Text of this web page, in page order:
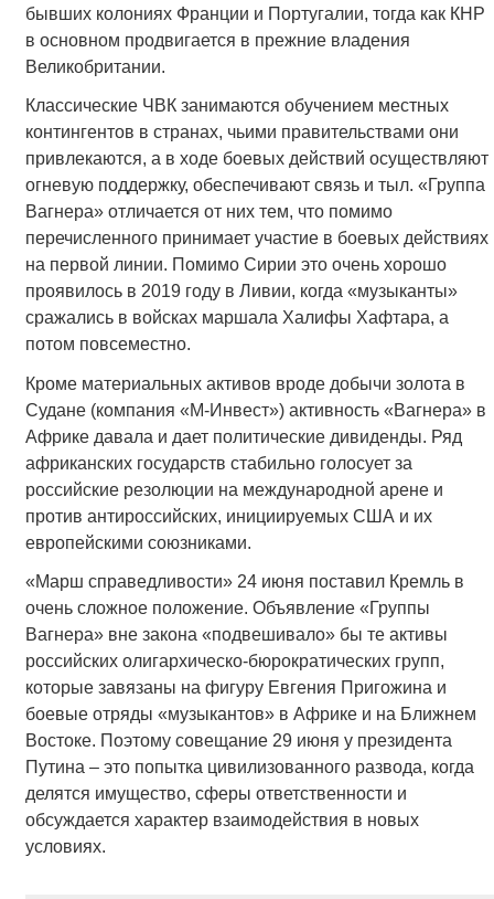
бывших колониях Франции и Португалии, тогда как КНР
в основном продвигается в прежние владения
Великобритании.
Классические ЧВК занимаются обучением местных
контингентов в странах, чьими правительствами они
привлекаются, а в ходе боевых действий осуществляют
огневую поддержку, обеспечивают связь и тыл. «Группа
Вагнера» отличается от них тем, что помимо
перечисленного принимает участие в боевых действиях
на первой линии. Помимо Сирии это очень хорошо
проявилось в 2019 году в Ливии, когда «музыканты»
сражались в войсках маршала Халифы Хафтара, а
потом повсеместно.
Кроме материальных активов вроде добычи золота в
Судане (компания «М-Инвест») активность «Вагнера» в
Африке давала и дает политические дивиденды. Ряд
африканских государств стабильно голосует за
российские резолюции на международной арене и
против антироссийских, инициируемых США и их
европейскими союзниками.
«Марш справедливости» 24 июня поставил Кремль в
очень сложное положение. Объявление «Группы
Вагнера» вне закона «подвешивало» бы те активы
российских олигархическо-бюрократических групп,
которые завязаны на фигуру Евгения Пригожина и
боевые отряды «музыкантов» в Африке и на Ближнем
Востоке. Поэтому совещание 29 июня у президента
Путина – это попытка цивилизованного развода, когда
делятся имущество, сферы ответственности и
обсуждается характер взаимодействия в новых
условиях.